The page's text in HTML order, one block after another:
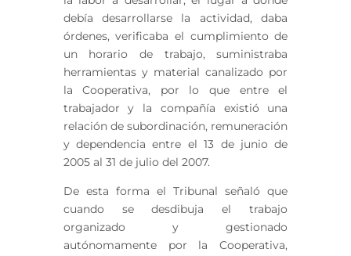
debía desarrollarse la actividad, daba
órdenes, verificaba el cumplimiento de
un horario de trabajo, suministraba
herramientas y material canalizado por
la Cooperativa, por lo que entre el
trabajador y la compañía existió una
relación de subordinación, remuneración
y dependencia entre el 13 de junio de
2005 al 31 de julio del 2007.
De esta forma el Tribunal señaló que
cuando se desdibuja el trabajo
organizado y gestionado
autónomamente por la Cooperativa,